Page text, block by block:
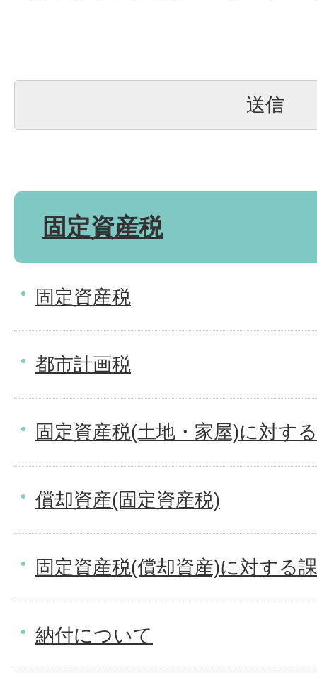
固定資産税
固定資産税
都市計画税
固定資産税(土地・家屋)に対す
償却資産(固定資産税)
固定資産税(償却資産)に対する
納付について